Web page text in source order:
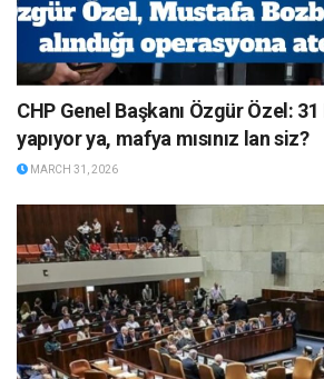
CHP Genel Başkanı Özgür Özel:
yapıyor ya, mafya mısınız lan siz?
MARCH 31, 2026